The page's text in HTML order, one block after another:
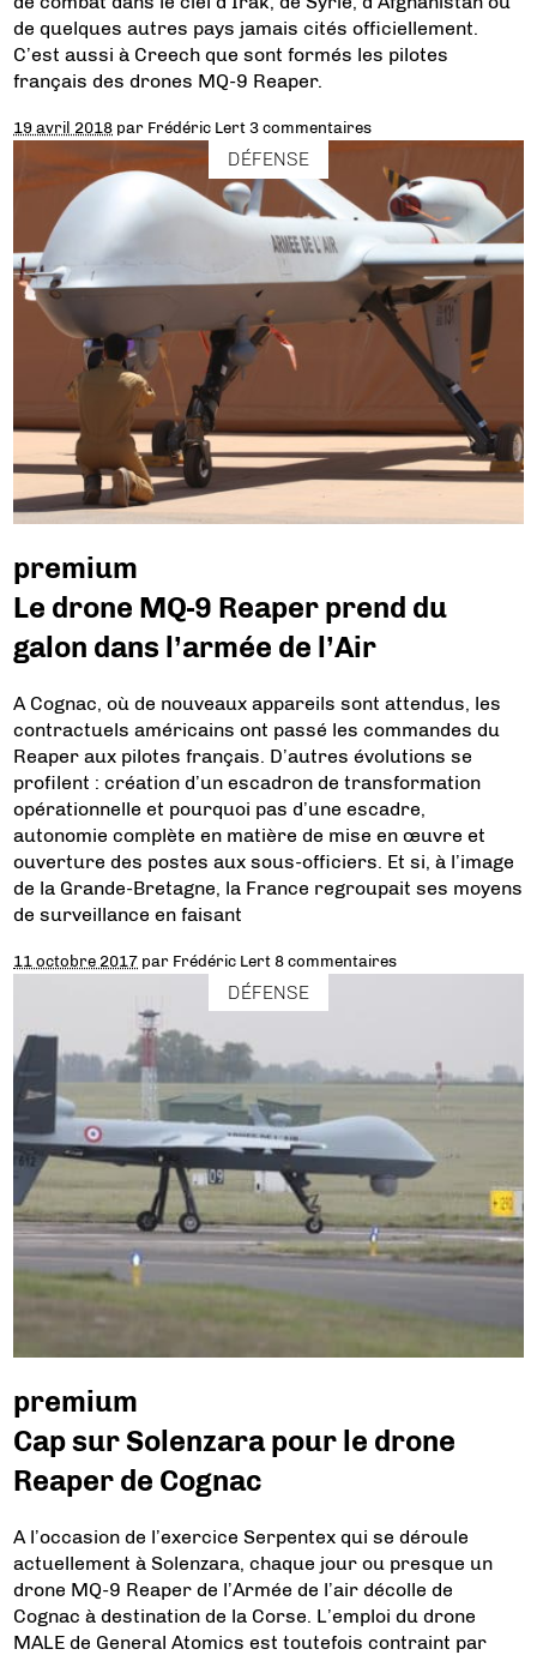
de quelques autres pays jamais cités officiellement.
C’est aussi à Creech que sont formés les pilotes
français des drones MQ-9 Reaper.
19 avril 2018 par Frédéric Lert 3 commentaires
DÉFENSE
premium
Le drone MQ-9 Reaper prend du
galon dans l’armée de l’Air
A Cognac, où de nouveaux appareils sont attendus, les
contractuels américains ont passé les commandes du
Reaper aux pilotes français. D’autres évolutions se
profilent : création d’un escadron de transformation
opérationnelle et pourquoi pas d’une escadre,
autonomie complète en matière de mise en œuvre et
ouverture des postes aux sous-officiers. Et si, à l’image
de la Grande-Bretagne, la France regroupait ses moyens
de surveillance en faisant
11 octobre 2017 par Frédéric Lert 8 commentaires
DÉFENSE
premium
Cap sur Solenzara pour le drone
Reaper de Cognac
A l’occasion de l’exercice Serpentex qui se déroule
actuellement à Solenzara, chaque jour ou presque un
drone MQ-9 Reaper de l’Armée de l’air décolle de
Cognac à destination de la Corse. L’emploi du drone
MALE de General Atomics est toutefois contraint par